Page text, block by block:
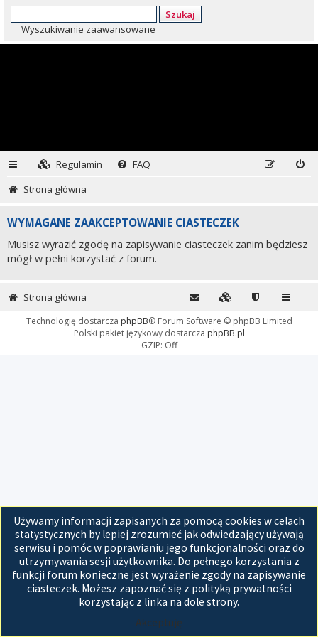
Szukaj
Wyszukiwanie zaawansowane
Regulamin
FAQ
Strona główna
WYMAGANE ZAAKCEPTOWANIE CIASTECZEK
Musisz wyrazić zgodę na zapisywanie ciasteczek zanim będziesz
mógł w pełni korzystać z forum.
Używamy informacji zapisanych za pomocą cookies w celach
statystycznych by lepiej zrozumieć jak odwiedzający używają
serwisu i pomóc w poprawianiu jego funkcjonalności oraz do
utrzymywania sesji użytkownika. Do pełnego korzystania z
funkcji forum konieczne jest wyrażenie zgody na zapisywanie
ciasteczek. Możesz zapoznać się z polityką prywatności
korzystając z linka na dole strony.
Akceptuję
Strona główna
Technologię dostarcza phpBB® Forum Software © phpBB Limited
Polski pakiet językowy dostarcza phpBB.pl
GZIP: Off